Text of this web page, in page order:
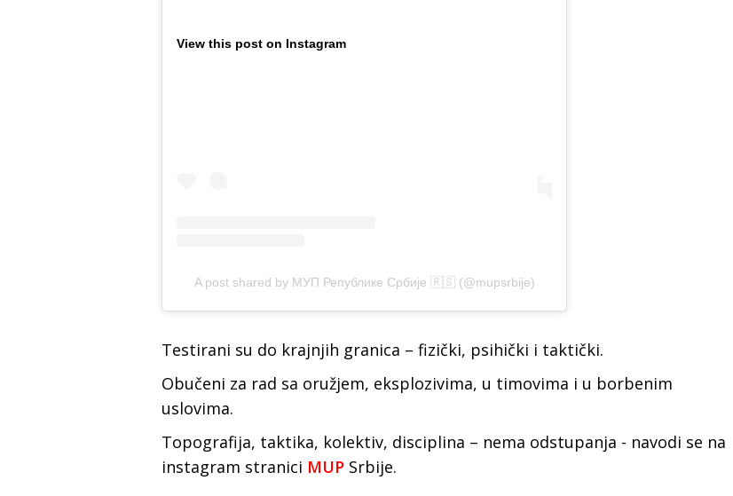
View this post on Instagram
A post shared by МУП Републике Србије 🇷🇸 (@mupsrbije)
Testirani su do krajnjih granica – fizički, psihički i taktički.
Obučeni za rad sa oružjem, eksplozivima, u timovima i u borbenim
uslovima.
Topografija, taktika, kolektiv, disciplina – nema odstupanja - navodi se na
instagram stranici MUP Srbije.